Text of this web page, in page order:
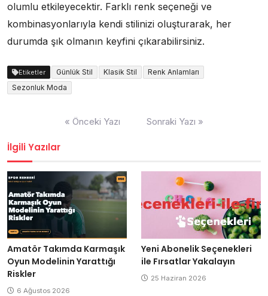
olumlu etkileyecektir. Farklı renk seçeneği ve
kombinasyonlarıyla kendi stilinizi oluşturarak, her
durumda şık olmanın keyfini çıkarabilirsiniz.
Etiketler Günlük Stil Klasik Stil
Renk Anlamları
Sezonluk Moda
« Önceki Yazı Sonraki Yazı »
İlgili Yazılar
Amatör Takımda Karmaşık
Oyun Modelinin Yarattığı
Riskler
6 Ağustos 2026
Yeni Abonelik Seçenekleri
ile Fırsatlar Yakalayın
25 Haziran 2026